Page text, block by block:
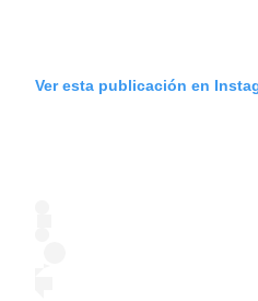
Ver esta publicación en